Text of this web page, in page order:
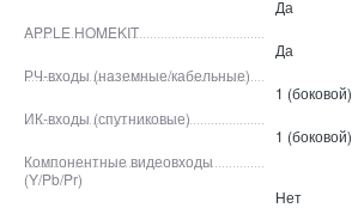
Да
APPLE HOMEKIT
Да
РЧ-входы (наземные/кабельные)
1 (боковой)
ИК-входы (спутниковые)
1 (боковой)
Компонентные видеовходы
(Y/Pb/Pr)
Нет